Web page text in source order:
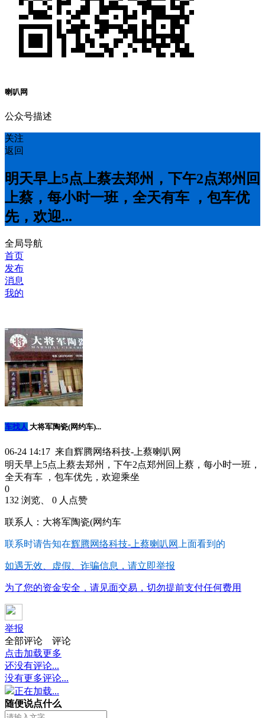
喇叭网
公众号描述
关注
返回
明天早上5点上蔡去郑州，下午2点郑州回
上蔡，每小时一班，全天有车 ，包车优
先，欢迎...
全局导航
首页
发布
消息
我的
车找人 大将军陶瓷(网约车)...
06-24 14:17 来自辉腾网络科技-上蔡喇叭网
明天早上5点上蔡去郑州，下午2点郑州回上蔡，每小时一班，
全天有车 ，包车优先，欢迎乘坐
0
132 浏览、 0 人点赞
联系人：大将军陶瓷(网约车
联系时请告知在辉腾网络科技-上蔡喇叭网 上面看到的
如遇无效、虚假、诈骗信息，请立即举报
为了您的资金安全，请见面交易，切勿提前支付任何费用
举报
全部评论
评论
点击加载更多
还没有评论...
没有更多评论...
正在加载...
随便说点什么